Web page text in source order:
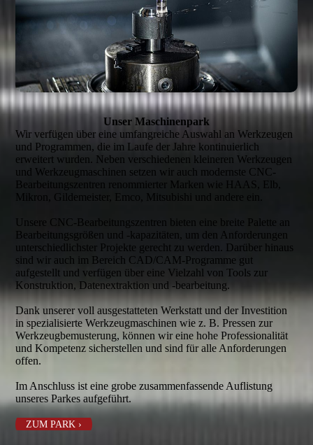
Unser Maschinen­park
Wir verfügen über eine umfangreiche Auswahl an Werkzeugen
und Programmen, die im Laufe der Jahre kontinuierlich
erweitert wurden. Neben verschiedenen kleineren Werkzeugen
und Werkzeugmaschinen setzen wir auch modernste CNC-
Bearbeitungszentren renommierter Marken wie HAAS, Elb,
Mikron, Gildemeister, Emco, Mitsubishi und andere ein.
Unsere CNC-Bearbeitungszentren bieten eine breite Palette an
Bearbeitungs­größen und -kapazitäten, um den Anforderungen
unter­schied­lichster Projekte gerecht zu werden. Darüber hinaus
sind wir auch im Bereich CAD/CAM-Programme gut
aufgestellt und verfügen über eine Vielzahl von Tools zur
Konstruktion, Datenextraktion und -bearbeitung.
Dank unserer voll ausgestatteten Werkstatt und der Investition
in spezialisierte Werkzeugmaschinen wie z. B. Pressen zur
Werkzeugbemusterung, können wir eine hohe Professionalität
und Kompetenz sicherstellen und sind für alle Anforderungen
offen.
Im Anschluss ist eine grobe zusammenfassende Auflistung
unseres Parkes aufgeführt.
ZUM PARK ›